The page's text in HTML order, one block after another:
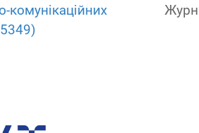
комунікаційних